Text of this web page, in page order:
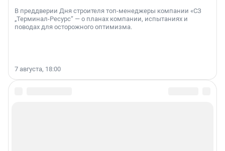
В преддверии Дня строителя топ-менеджеры компании «СЗ
„Терминал-Ресурс“ — о планах компании, испытаниях и
поводах для осторожного оптимизма.
7 августа, 18:00